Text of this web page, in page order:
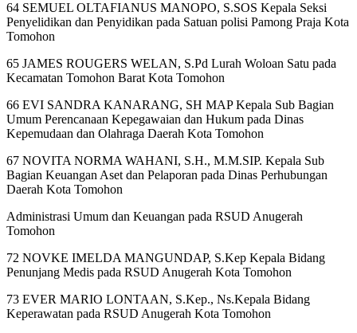
64 SEMUEL OLTAFIANUS MANOPO, S.SOS Kepala Seksi
Penyelidikan dan Penyidikan pada Satuan polisi Pamong Praja Kota
Tomohon
65 JAMES ROUGERS WELAN, S.Pd Lurah Woloan Satu pada
Kecamatan Tomohon Barat Kota Tomohon
66 EVI SANDRA KANARANG, SH MAP Kepala Sub Bagian
Umum Perencanaan Kepegawaian dan Hukum pada Dinas
Kepemudaan dan Olahraga Daerah Kota Tomohon
67 NOVITA NORMA WAHANI, S.H., M.M.SIP. Kepala Sub
Bagian Keuangan Aset dan Pelaporan pada Dinas Perhubungan
Daerah Kota Tomohon
Administrasi Umum dan Keuangan pada RSUD Anugerah
Tomohon
72 NOVKE IMELDA MANGUNDAP, S.Kep Kepala Bidang
Penunjang Medis pada RSUD Anugerah Kota Tomohon
73 EVER MARIO LONTAAN, S.Kep., Ns.Kepala Bidang
Keperawatan pada RSUD Anugerah Kota Tomohon